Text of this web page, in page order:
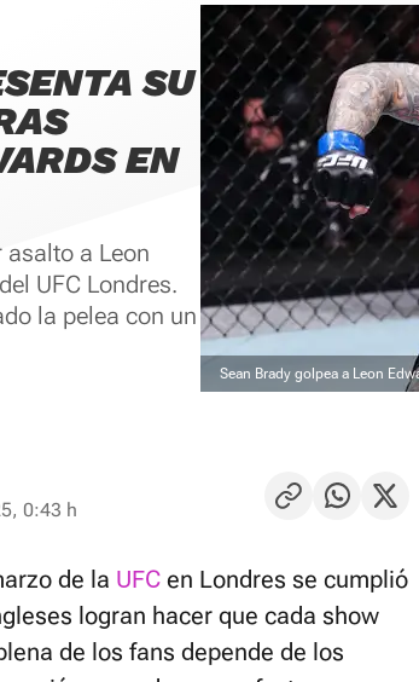
SU
EN
asalto a Leon
UFC Londres.
la pelea con un
Sean Brady golpea a Leon
0:43 h
de la UFC en Londres se cumplió
logran hacer que cada show
de los fans depende de los